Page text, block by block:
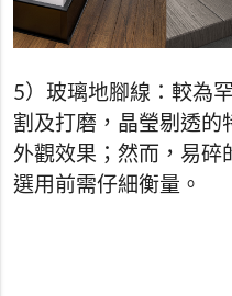
5）玻璃地腳線：較為
割及打磨，晶瑩剔透的
外觀效果；然而，易碎
選用前需仔細衡量。